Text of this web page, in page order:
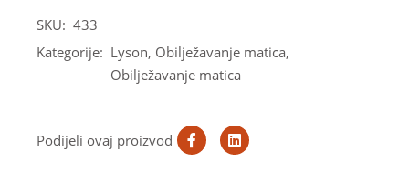
SKU: 433
Kategorije: Lyson, Obilježavanje matica,
Obilježavanje matica
Podijeli ovaj proizvod